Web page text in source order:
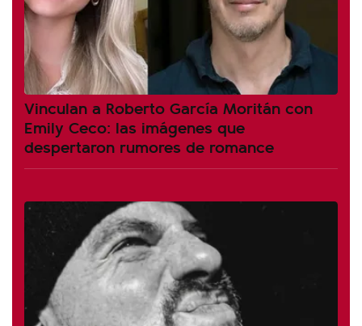
Vinculan a Roberto García Moritán con
Emily Ceco: las imágenes que
despertaron rumores de romance